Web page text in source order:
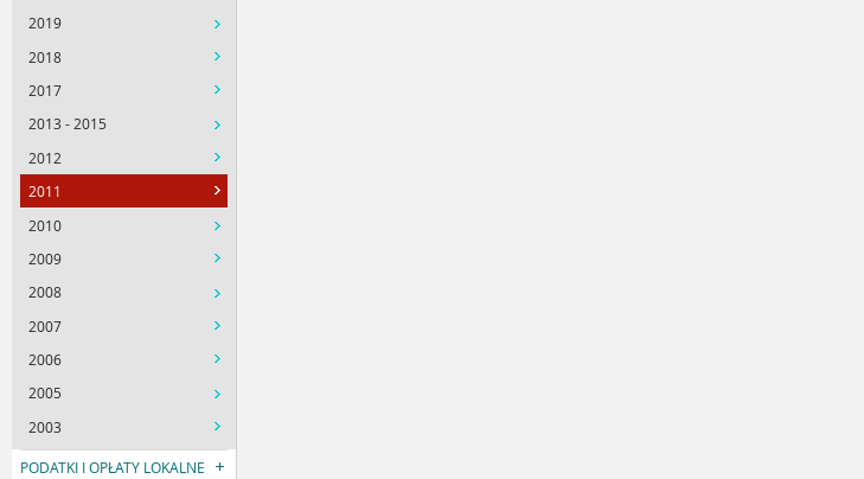
2019
2018
2017
2013 - 2015
2012
2011
2010
2009
2008
2007
2006
2005
2003
PODATKI I OPŁATY LOKALNE